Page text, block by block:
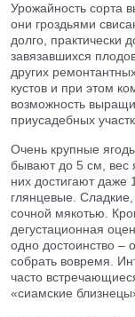
Урожайность сорта
они гроздьями
долго, практически
завязавшихся
других
кустов и при этом
возможность
приусадебных
Очень крупные
бывают до 5 см, вес
них достигают даже
глянцевые.
сочной мякотью.
дегустационная
одно достоинство –
собрать вовремя.
часто
«сиамские